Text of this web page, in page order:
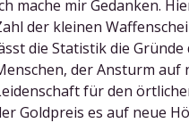
mache mir Gedanken.
der kleinen
die Statistik die
der Ansturm auf
für den
Goldpreis es auf neue